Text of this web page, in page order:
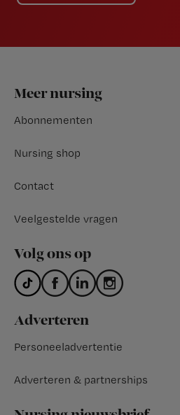
Footer
Meer nursing
Abonnementen
Nursing shop
Contact
Veelgestelde vragen
Volg ons op
Adverteren
Personeeladvertentie
Adverteren & partnerships